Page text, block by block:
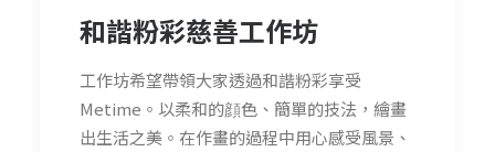
和諧粉彩慈善工作坊
工作坊希望帶領大家透過和諧粉彩享受
Metime。以柔和的顔色、簡單的技法，繪畫
出生活之美。在作畫的過程中用心感受風景、